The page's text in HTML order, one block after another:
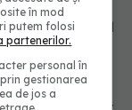
trebuie să
în mod
putem folosi
partenerilor.
personal în
gestionarea
de jos a